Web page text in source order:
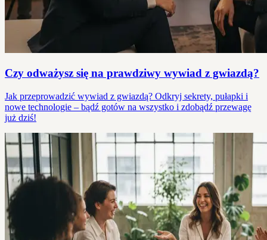
Czy odważysz się na prawdziwy wywiad z gwiazdą?
Jak przeprowadzić wywiad z gwiazdą? Odkryj sekrety, pułapki i
nowe technologie – bądź gotów na wszystko i zdobądź przewagę
już dziś!